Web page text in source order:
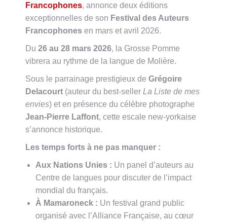
Francophones, annonce deux éditions
exceptionnelles de son Festival des Auteurs
Francophones en mars et avril 2026.
Du 26 au 28 mars 2026, la Grosse Pomme
vibrera au rythme de la langue de Molière.
Sous le parrainage prestigieux de Grégoire
Delacourt (auteur du best-seller La Liste de mes
envies) et en présence du célèbre photographe
Jean-Pierre Laffont, cette escale new-yorkaise
s’annonce historique.
Les temps forts à ne pas manquer :
Aux Nations Unies : Un panel d’auteurs au
Centre de langues pour discuter de l’impact
mondial du français.
À Mamaroneck : Un festival grand public
organisé avec l’Alliance Française, au cœur